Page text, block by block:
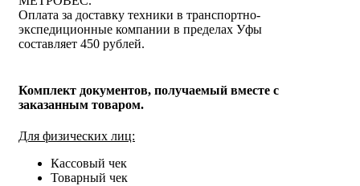
Оплата за доставку техники в транспортно-
экспедиционные компании в пределах Уфы
составляет 450 рублей.
Комплект документов, получаемый вместе с
заказанным товаром.
Для физических лиц:
Кассовый чек
Товарный чек